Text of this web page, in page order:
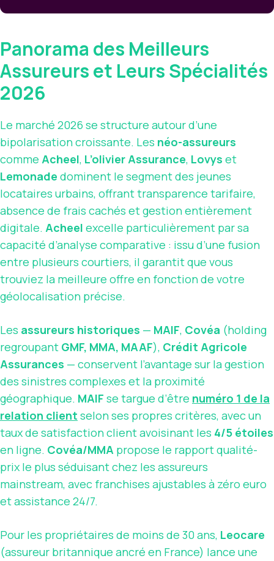
Panorama des Meilleurs
Assureurs et Leurs Spécialités
2026
Le marché 2026 se structure autour d’une
bipolarisation croissante. Les néo-assureurs
comme Acheel, L’olivier Assurance, Lovys et
Lemonade dominent le segment des jeunes
locataires urbains, offrant transparence tarifaire,
absence de frais cachés et gestion entièrement
digitale. Acheel excelle particulièrement par sa
capacité d’analyse comparative : issu d’une fusion
entre plusieurs courtiers, il garantit que vous
trouviez la meilleure offre en fonction de votre
géolocalisation précise.
Les assureurs historiques — MAIF, Covéa (holding
regroupant GMF, MMA, MAAF), Crédit Agricole
Assurances — conservent l’avantage sur la gestion
des sinistres complexes et la proximité
géographique. MAIF se targue d’être numéro 1 de la
relation client selon ses propres critères, avec un
taux de satisfaction client avoisinant les 4/5 étoiles
en ligne. Covéa/MMA propose le rapport qualité-
prix le plus séduisant chez les assureurs
mainstream, avec franchises ajustables à zéro euro
et assistance 24/7.
Pour les propriétaires de moins de 30 ans, Leocare
(assureur britannique ancré en France) lance une